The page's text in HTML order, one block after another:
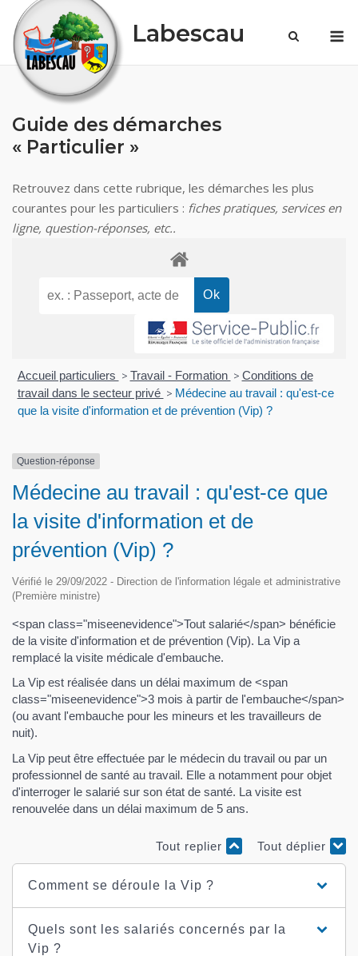
content
Labescau
Guide des démarches
« Particulier »
Retrouvez dans cette rubrique, les démarches les plus
courantes pour les particuliers : fiches pratiques, services en
ligne, question-réponses, etc..
Accueil particuliers > Travail - Formation > Conditions de
travail dans le secteur privé > Médecine au travail : qu'est-ce
que la visite d'information et de prévention (Vip) ?
Question-réponse
Médecine au travail : qu'est-ce que
la visite d'information et de
prévention (Vip) ?
Vérifié le 29/09/2022 - Direction de l'information légale et administrative
(Première ministre)
<span class="miseenevidence">Tout salarié</span> bénéficie
de la visite d'information et de prévention (Vip). La Vip a
remplacé la visite médicale d'embauche.
La Vip est réalisée dans un délai maximum de <span
class="miseenevidence">3 mois à partir de l'embauche</span>
(ou avant l'embauche pour les mineurs et les travailleurs de
nuit).
La Vip peut être effectuée par le médecin du travail ou par un
professionnel de santé au travail. Elle a notamment pour objet
d'interroger le salarié sur son état de santé. La visite est
renouvelée dans un délai maximum de 5 ans.
Tout replier Tout déplier
Comment se déroule la Vip ?
Quels sont les salariés concernés par la
Vip ?